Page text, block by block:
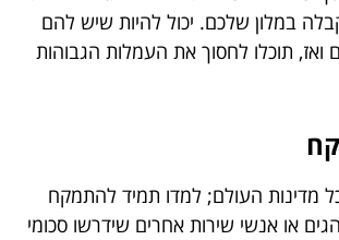
במלון שלכם. יכול להיות שיש להם
תוכלו לחסוך את העמלות הגבוהות
מדינות העולם; למדו תמיד להתמקח
או אנשי שירות אחרים שידרשו סכומי